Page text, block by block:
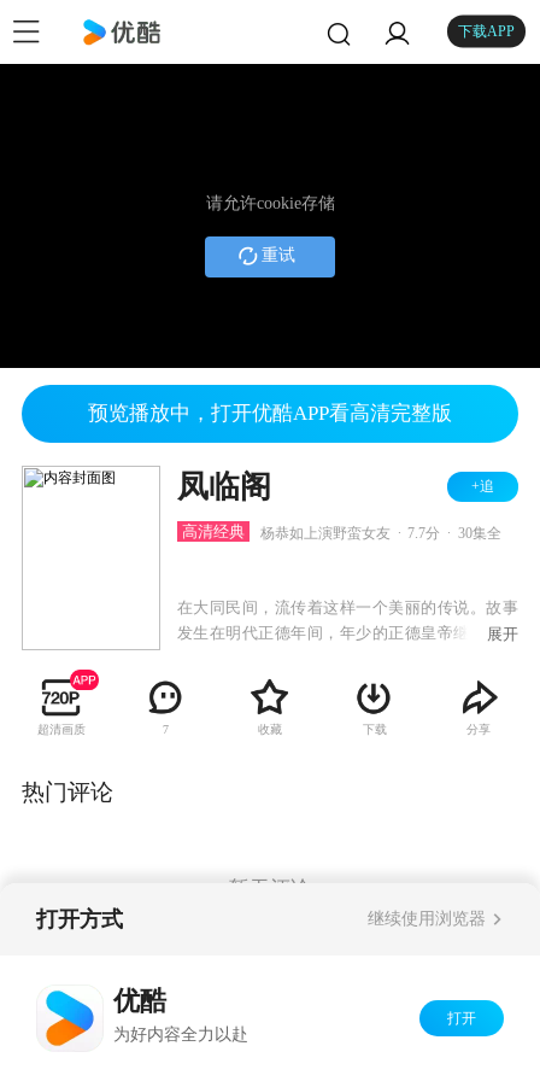
下载APP
请允许cookie存储
重试
预览播放中，打开优酷APP看高清完整版
凤临阁 +追
高清经典 杨恭如上演野蛮女友 7.7分 30集全
在大同民间，流传着这样一个美丽的传说。故事
发生在明代正德年间，年少的正德皇帝继位，由
图篡权。皇太后及一班大臣为社稷江山而忧心忡
忡。正德帝假借观赏大同民俗为名，突然带着侍
从小虫儿微服来到大同，暗地里调查刘谨内外勾
展开
超清画质 7 收藏 下载 分享
热门评论
暂无评论
打开方式 继续使用浏览器
优酷
为好内容全力以赴
打开